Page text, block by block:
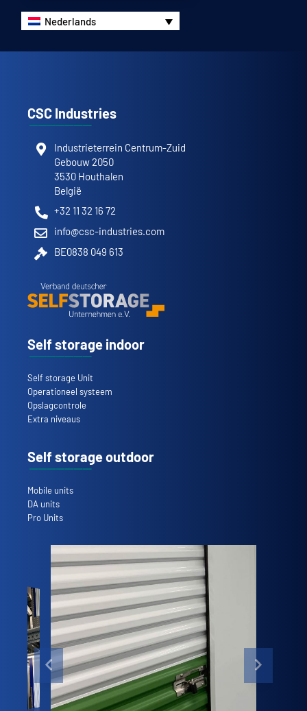
Nederlands
CSC Industries
Industrieterrein Centrum-Zuid
Gebouw 2050
3530 Houthalen
België
+32 11 32 16 72
info@csc-industries.com
BE0838 049 613
Self storage indoor
Self storage Unit
Operationeel systeem
Opslagcontrole
Extra niveaus
Self storage outdoor
Mobile units
DA units
Pro Units